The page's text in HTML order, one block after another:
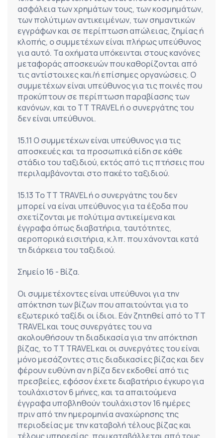
ασφάλεια των χρημάτων τους, των κοσμημάτων,
των πολύτιμων αντικειμένων, των σημαντικών
εγγράφων και σε περίπτωση απώλειας, ζημίας ή
κλοπής, ο συμμετέχων είναι πλήρως υπεύθυνος
για αυτό. Τα οχήματα υπόκεινται στους κανόνες
μεταφοράς αποσκευών που καθορίζονται από
τις αντίστοιχες και/ή επίσημες οργανώσεις. Ο
συμμετέχων είναι υπεύθυνος για τις ποινές που
προκύπτουν σε περίπτωση παραβίασης των
κανόνων, και το TT TRAVEL ή ο συνεργάτης του
δεν είναι υπεύθυνοι.
15.11 Ο συμμετέχων είναι υπεύθυνος για τις
αποσκευές και τα προσωπικά είδη σε κάθε
στάδιο του ταξιδιού, εκτός από τις πτήσεις που
περιλαμβάνονται στο πακέτο ταξιδιού.
15.13 Το TT TRAVEL ή ο συνεργάτης του δεν
μπορεί να είναι υπεύθυνος για τα έξοδα που
σχετίζονται με πολύτιμα αντικείμενα και
έγγραφα όπως διαβατήρια, ταυτότητες,
αεροπορικά εισιτήρια, κ.λπ. που χάνονται κατά
τη διάρκεια του ταξιδιού.
Σημείο 16 - Βίζα.
Οι συμμετέχοντες είναι υπεύθυνοι για την
απόκτηση των βίζων που απαιτούνται για το
εξωτερικό ταξίδι οι ίδιοι. Εάν ζητηθεί από το TT
TRAVEL και τους συνεργάτες του να
ακολουθήσουν τη διαδικασία για την απόκτηση
βίζας, το TT TRAVEL και οι συνεργάτες του είναι
μόνο μεσάζοντες στις διαδικασίες βίζας και δεν
φέρουν ευθύνη αν η βίζα δεν εκδοθεί από τις
πρεσβείες, εφόσον έχετε διαβατήριο έγκυρο για
τουλάχιστον 6 μήνες, και τα απαιτούμενα
έγγραφα υποβληθούν τουλάχιστον 16 ημέρες
πριν από την ημερομηνία αναχώρησης της
περιοδείας με την καταβολή τέλους βίζας και